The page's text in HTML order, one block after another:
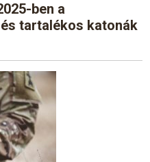
ben a
tartalékos katonák